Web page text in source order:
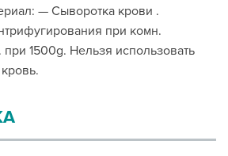
— Сыворотка крови .
при комн.
при 1500g. Нельзя использовать